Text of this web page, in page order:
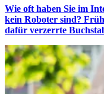
Wie oft haben Sie im
kein Roboter sind?
dafür verzerrte